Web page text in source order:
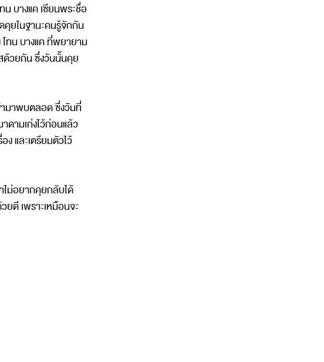
บางแค เซียนพระชื่อ
คุยในฐานะคนรู้จักกัน
ทน บางแค ที่พยายาม
สด้วยกัน ซึ่งวันนั้นคุย
ามาพบตลอด ซึ่งวันที่
ดามเก่งไว้ก่อนแล้ว
ง และเตรียมตัวไว้
ไม่อยากคุยกลับได้
ยดี เพราะเหมือนจะ